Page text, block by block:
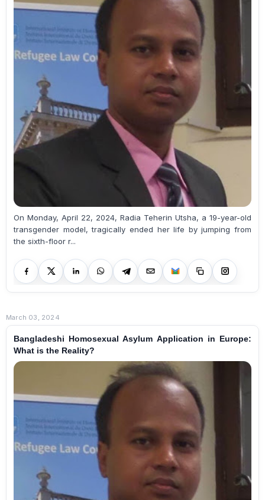
On Monday, April 22, 2024, Radia Teherin Utsha, a 19-year-old
transgender model, tragically ended her life by jumping from
the sixth-floor r...
March 03, 2024
Bangladeshi Homosexual Asylum Application in Europe:
What is the Reality?